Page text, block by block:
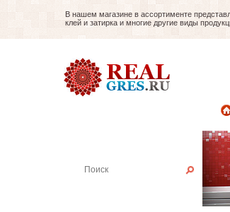
В нашем магазине в ассортименте
клей и затирка и многие другие виды